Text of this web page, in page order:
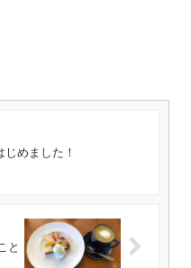
じめました！
と